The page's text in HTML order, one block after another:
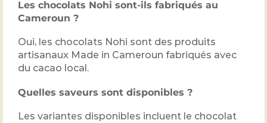
Les chocolats Nohi sont-ils fabriqués au
Cameroun ?
Oui, les chocolats Nohi sont des produits
artisanaux Made in Cameroun fabriqués avec
du cacao local.
Quelles saveurs sont disponibles ?
Les variantes disponibles incluent le chocolat